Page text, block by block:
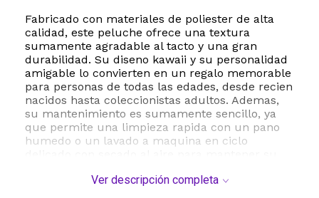
Fabricado con materiales de poliester de alta
calidad, este peluche ofrece una textura
sumamente agradable al tacto y una gran
durabilidad. Su diseno kawaii y su personalidad
amigable lo convierten en un regalo memorable
para personas de todas las edades, desde recien
nacidos hasta coleccionistas adultos. Ademas,
su mantenimiento es sumamente sencillo, ya
que permite una limpieza rapida con un pano
humedo o un lavado a maquina en ciclo
Ver descripción completa